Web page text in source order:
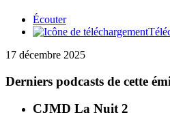
Écouter
17 décembre 2025
Derniers podcasts de cette
CJMD La Nuit 2